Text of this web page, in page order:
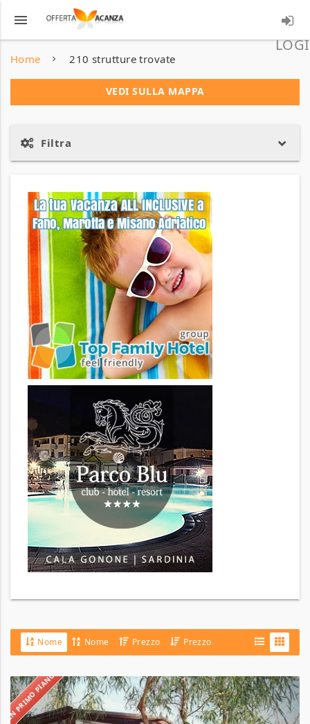
menu
Home 210 strutture trovate
VEDI SULLA MAPPA
Filtra
Nome Nome Prezzo Prezzo
IN PRIMO PIANO
Camping
il
Gabbiano